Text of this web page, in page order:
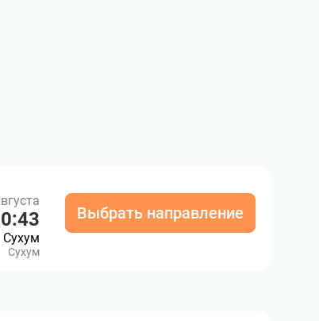
Сухум
Сухум
Выбрать направление